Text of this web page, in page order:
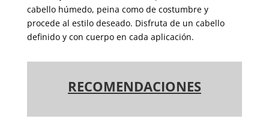
cabello húmedo, peina como de costumbre y
procede al estilo deseado. Disfruta de un cabello
definido y con cuerpo en cada aplicación.
RECOMENDACIONES